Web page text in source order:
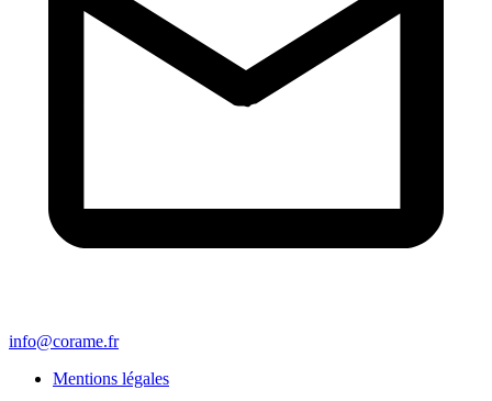
info@corame.fr
Mentions légales